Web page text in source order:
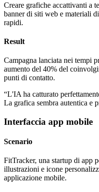
Creare grafiche accattivanti a
banner di siti web e materiali
rapidi.
Result
Campagna lanciata nei tempi
aumento del 40% del
punti di contatto.
“L'IA ha catturato
La grafica sembra autentica e
Interfaccia app mobile
Scenario
FitTracker, una startup di app
illustrazioni e icone
applicazione mobile.